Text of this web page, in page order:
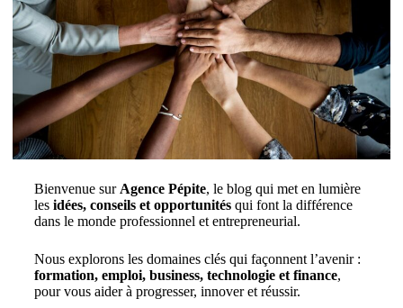
Bienvenue sur Agence Pépite, le blog qui met en lumière
lesidées, conseils et opportunités qui font la différence
dans le monde professionnel et entrepreneurial.
Nous explorons les domaines clés qui façonnent l’avenir :
formation, emploi, business, technologie et finance,
pour vous aider à progresser, innover et réussir.